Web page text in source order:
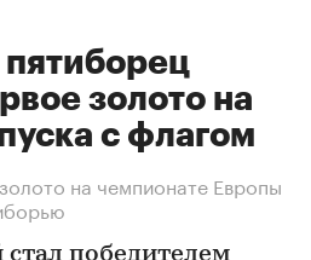
пятиборец
золото на
с флагом
на чемпионате Европы
победителем